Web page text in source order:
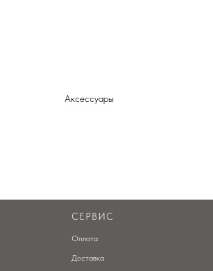
Аксессуары
СЕРВИС
Оплата
Доставка